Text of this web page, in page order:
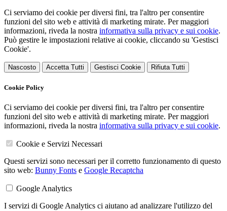
Ci serviamo dei cookie per diversi fini, tra l'altro per consentire
funzioni del sito web e attività di marketing mirate. Per maggiori
informazioni, riveda la nostra informativa sulla privacy e sui cookie.
Può gestire le impostazioni relative ai cookie, cliccando su 'Gestisci
Cookie'.
Nascosto Accetta Tutti Gestisci Cookie Rifiuta Tutti
Cookie Policy
Ci serviamo dei cookie per diversi fini, tra l'altro per consentire
funzioni del sito web e attività di marketing mirate. Per maggiori
informazioni, riveda la nostra informativa sulla privacy e sui cookie.
Cookie e Servizi Necessari
Questi servizi sono necessari per il corretto funzionamento di questo
sito web: Bunny Fonts e Google Recaptcha
Google Analytics
I servizi di Google Analytics ci aiutano ad analizzare l'utilizzo del